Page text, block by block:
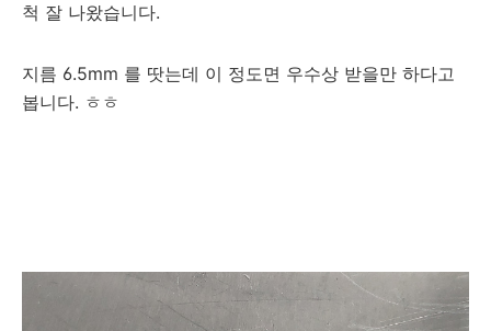
척 잘 나왔습니다.
지름 6.5mm 를 땃는데 이 정도면 우수상 받을만 하다고
봅니다. ㅎㅎ